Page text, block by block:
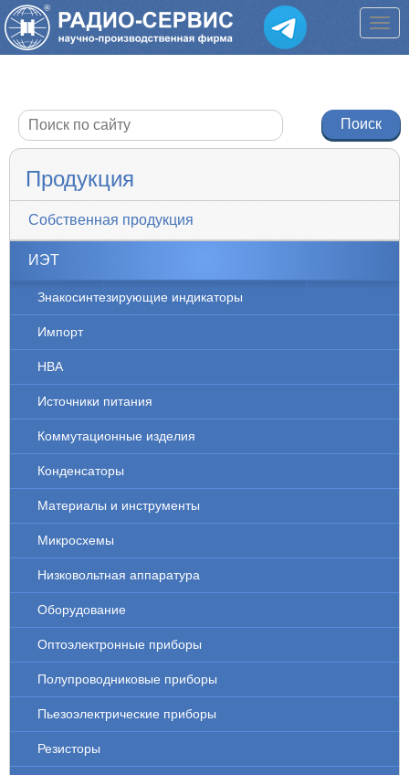
Продукция
Собственная продукция
ИЭТ
Знакосинтезирующие индикаторы
Импорт
НВА
Источники питания
Коммутационные изделия
Конденсаторы
Материалы и инструменты
Микросхемы
Низковольтная аппаратура
Оборудование
Оптоэлектронные приборы
Полупроводниковые приборы
Пьезоэлектрические приборы
Резисторы